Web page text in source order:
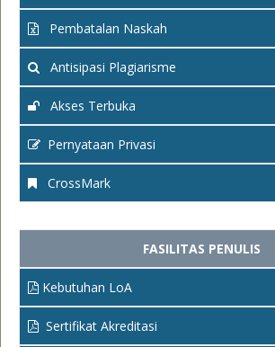
Pembatalan Naskah
Antisipasi Plagiarisme
Akses Terbuka
Pernyataan Privasi
CrossMark
FASILITAS PENULIS
Kebutuhan LoA
Sertifikat Akreditasi